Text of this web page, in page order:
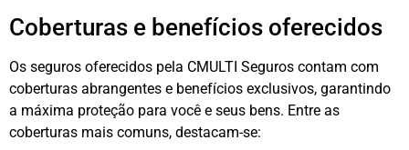
Coberturas e benefícios oferecidos
Os seguros oferecidos pela CMULTI Seguros contam com
coberturas abrangentes e benefícios exclusivos, garantindo
a máxima proteção para você e seus bens. Entre as
coberturas mais comuns, destacam-se: